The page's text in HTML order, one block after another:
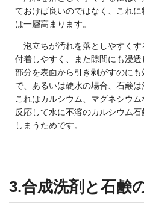
ておけば良いのではなく、これ
は一層高まります。
泡立ちが汚れを落としやすくす
付着しやすく、また隙間にも浸
部分を表面から引き剥がすのに
で、あるいは硬水の場合、石鹸は
これはカルシウム、マグネシウ
反応して水に不溶のカルシウム
しまうためです。
3.合成洗剤と石鹸